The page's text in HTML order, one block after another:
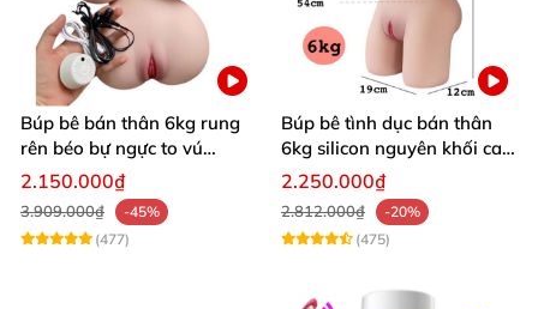
Búp bê bán thân 6kg rung
rên béo bự ngực to vú
khủng siêu múp
2.150.000₫
3.909.000₫
-45%
(477)
Búp bê tình dục bán thân
6kg silicon nguyên khối cao
cấp giá rẻ
2.250.000₫
2.812.000₫
-20%
(475)